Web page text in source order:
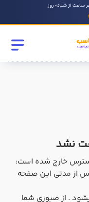
ساعت از شبانه روز
خارج شده است:
از مدتی این صفحه
. از صبوری شما
؟
که در حسابداری